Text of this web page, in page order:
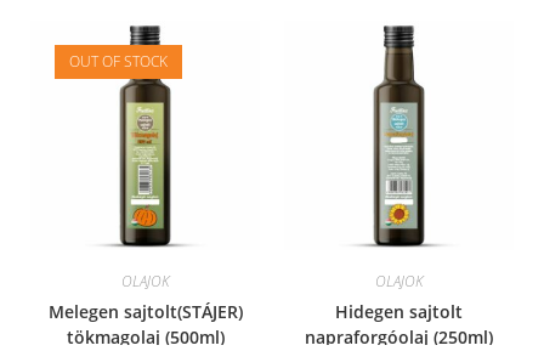
OUT OF STOCK
OLAJOK
Melegen sajtolt(STÁJER)
tökmagolaj (500ml)
OLAJOK
Hidegen sajtolt
napraforgóolaj (250ml)